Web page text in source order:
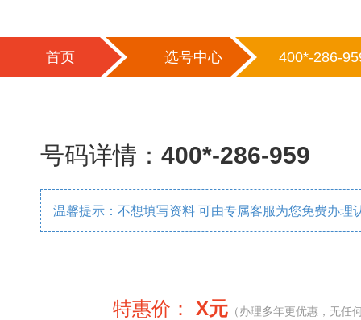
首页 选号中心 400*-286-
号码详情： 400*-286-959
温馨提示：不想填写资料 可由专属客服为您免费办理
特惠价： X元 （办理多年更优惠，无任